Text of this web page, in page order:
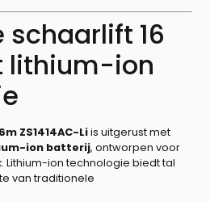
schaarlift 16
lithium-ion
ZS1414AC-Liis uitgerust met
ion batterij, ontworpen voor
Lithium-ion technologie biedt tal
van traditionele